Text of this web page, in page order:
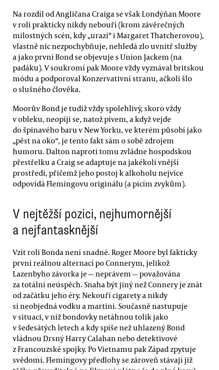
Na rozdíl od Angličana Craiga se však Londýňan Moore
v roli prakticky nikdy nebouří (krom závěrečných
milostných scén, kdy „urazí“ i Margaret Thatcherovou),
vlastně nic nezpochybňuje, nehledá zlo uvnitř služby
a jako první Bond se objevuje s Union Jackem (na
padáku). V soukromí pak Moore vždy vyznával britskou
módu a podporoval Konzervativní stranu, ačkoli šlo
o slušného člověka.
Moorův Bond je tudíž vždy spolehlivý, skoro vždy
v obleku, neopíjí se, natož pivem, a když vejde
do špinavého baru v New Yorku, ve kterém působí jako
„pěst na oko“, je tento fakt sám o sobě zdrojem
humoru. Dalton naproti tomu zvládne hospodskou
přestřelku a Craig se adaptuje na jakékoli vnější
prostředí, přičemž jeho postoj k alkoholu nejvíce
odpovídá Flemingovu originálu (a picím zvykům).
V nejtěžší pozici, nejhumornější
a nejfantasknější
Vzít roli Bonda není snadné. Roger Moore byl fakticky
první reálnou alternací po Connerym, jelikož
Lazenbyho závorka je — neprávem — považována
za totální neúspěch. Snaha být jiný než Connery je znát
od začátku jeho éry. Nekouří cigarety a nikdy
si neobjedná vodku a martini. Současně nastupuje
v situaci, v níž bondovky netáhnou tolik jako
v šedesátých letech a kdy spíše než uhlazený Bond
vládnou Drsný Harry Calahan nebo detektivové
z Francouzské spojky. Po Vietnamu pak Západ zpytuje
svědomí. Flemingovy předlohy se zároveň stávají již